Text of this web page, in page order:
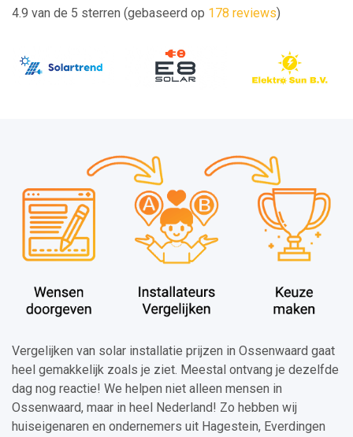
4.9 van de 5 sterren (gebaseerd op 178 reviews)
Vergelijken van solar installatie prijzen in Ossenwaard gaat
heel gemakkelijk zoals je ziet. Meestal ontvang je dezelfde
dag nog reactie! We helpen niet alleen mensen in
Ossenwaard, maar in heel Nederland! Zo hebben wij
huiseigenaren en ondernemers uit Hagestein, Everdingen